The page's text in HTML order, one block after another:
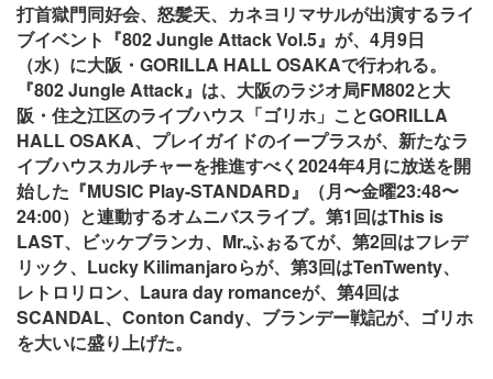
打首獄門同好会、怒髪天、カネヨリマサルが出演するライ
ブイベント『802 Jungle Attack Vol.5』が、4月9日
（水）に大阪・GORILLA HALL OSAKAで行われる。
『802 Jungle Attack』は、大阪のラジオ局FM802と大
阪・住之江区のライブハウス「ゴリホ」ことGORILLA
HALL OSAKA、プレイガイドのイープラスが、新たなラ
イブハウスカルチャーを推進すべく2024年4月に放送を開
始した『MUSIC Play-STANDARD』（月〜金曜23:48〜
24:00）と連動するオムニバスライブ。第1回はThis is
LAST、ビッケブランカ、Mr.ふぉるてが、第2回はフレデ
リック、Lucky Kilimanjaroらが、第3回はTenTwenty、
レトロリロン、Laura day romanceが、第4回は
SCANDAL、Conton Candy、ブランデー戦記が、ゴリホ
を大いに盛り上げた。